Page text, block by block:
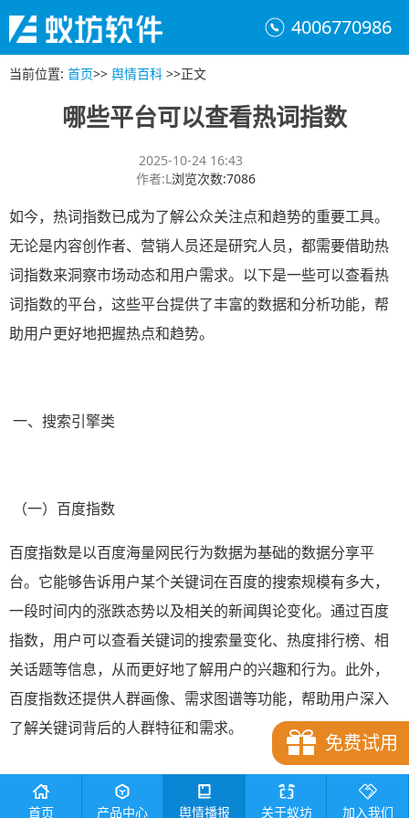
4006770986
当前位置: 首页>> 舆情百科 >>正文
哪些平台可以查看热词指数
2025-10-24 16:43
作者:L浏览次数:7086
如今，热词指数已成为了解公众关注点和趋势的重要工具。
无论是内容创作者、营销人员还是研究人员，都需要借助热
词指数来洞察市场动态和用户需求。以下是一些可以查看热
词指数的平台，这些平台提供了丰富的数据和分析功能，帮
助用户更好地把握热点和趋势。
一、搜索引擎类
（一）百度指数
百度指数是以百度海量网民行为数据为基础的数据分享平
台。它能够告诉用户某个关键词在百度的搜索规模有多大，
一段时间内的涨跌态势以及相关的新闻舆论变化。通过百度
指数，用户可以查看关键词的搜索量变化、热度排行榜、相
关话题等信息，从而更好地了解用户的兴趣和行为。此外，
百度指数还提供人群画像、需求图谱等功能，帮助用户深入
了解关键词背后的人群特征和需求。
免费试用
首页 产品中心 舆情播报 关于蚁坊 加入我们